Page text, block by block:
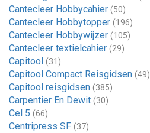
Cantecleer Hobbycahier (50)
Cantecleer Hobbytopper (196)
Cantecleer Hobbywijzer (105)
Cantecleer textielcahier (29)
Capitool (31)
Capitool Compact Reisgidsen (49)
Capitool reisgidsen (385)
Carpentier En Dewit (30)
Cel 5 (66)
Centripress SF (37)